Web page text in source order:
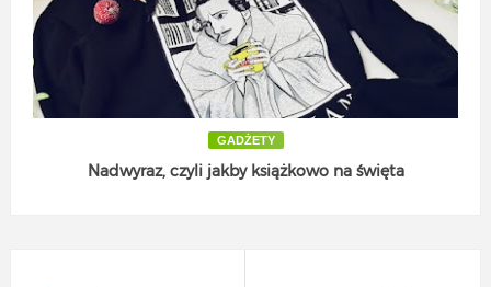
GADŻETY
Nadwyraz, czyli jakby książkowo na święta